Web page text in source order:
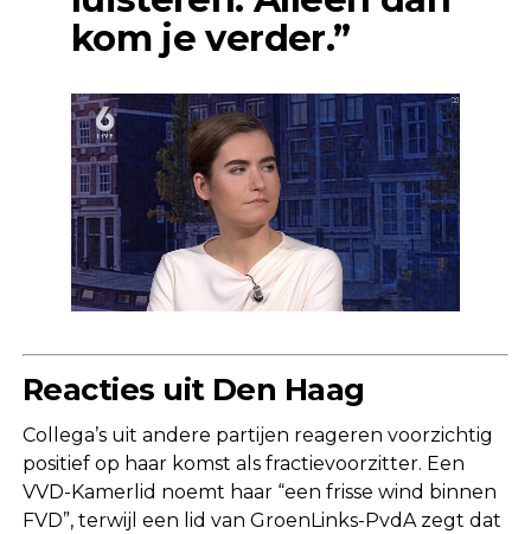
kom je verder.”
Reacties uit Den Haag
Collega’s uit andere partijen reageren voorzichtig
positief op haar komst als fractievoorzitter. Een
VVD-Kamerlid noemt haar “een frisse wind binnen
FVD”, terwijl een lid van GroenLinks-PvdA zegt dat